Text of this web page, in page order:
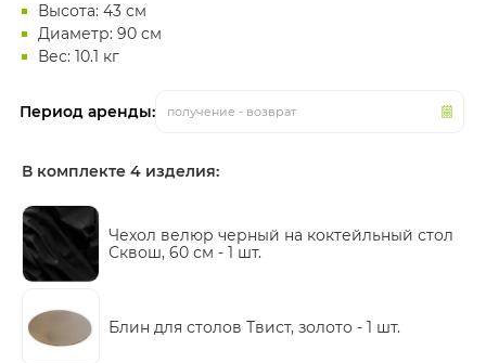
Высота: 43 см
Диаметр: 90 см
Вес: 10.1 кг
Период аренды: получение - возврат
В комплекте 4 изделия:
Чехол велюр черный на коктейльный стол
Сквош, 60 см - 1 шт.
Блин для столов Твист, золото - 1 шт.